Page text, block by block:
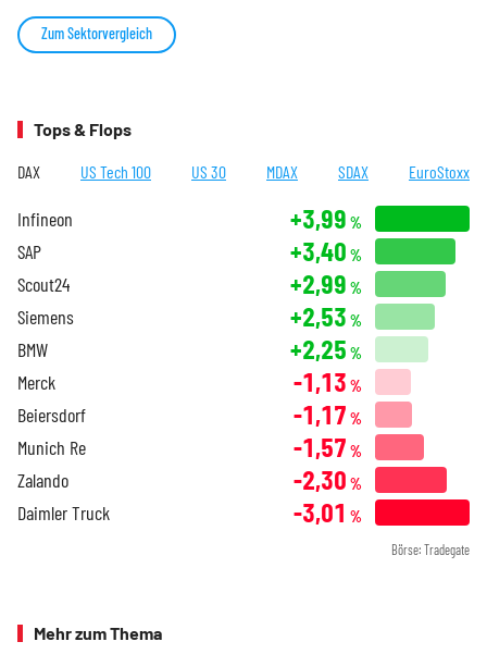
Zum Sektorvergleich
Tops & Flops
DAX US Tech 100 US 30 MDAX SDAX EuroStoxx
Infineon +3,99 %
SAP +3,40 %
Scout24 +2,99 %
Siemens +2,53 %
BMW +2,25 %
Merck -1,13 %
Beiersdorf -1,17 %
Munich Re -1,57 %
Zalando -2,30 %
Daimler Truck -3,01 %
Börse: Tradegate
Mehr zum Thema